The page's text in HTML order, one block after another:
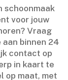
schoonmaak
voor jouw
Vraag
binnen 24
contact op
in kaart te
op maat, met